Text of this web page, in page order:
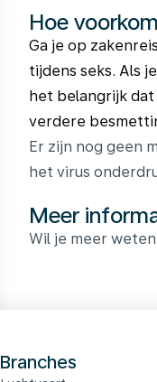
Hoe
Ga je op
tijdens seks. Als
het belangrijk
verdere
Er zijn nog geen
het virus
Meer
Wil je meer
Branches